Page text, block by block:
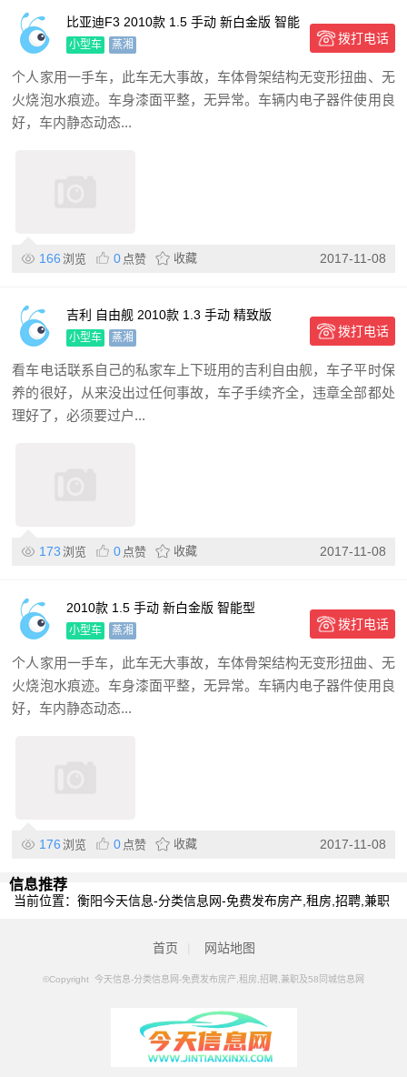
比亚迪F3 2010款 1.5 手动 新白金版 智能
型
小型车 蒸湘 拨打电话
个人家用一手车，此车无大事故，车体骨架结构无变形扭曲、无
火烧泡水痕迹。车身漆面平整，无异常。车辆内电子器件使用良
好，车内静态动态...
166 浏览 0 点赞 收藏 2017-11-08
吉利 自由舰 2010款 1.3 手动 精致版
小型车 蒸湘 拨打电话
看车电话联系自己的私家车上下班用的吉利自由舰，车子平时保
养的很好，从来没出过任何事故，车子手续齐全，违章全部都处
理好了，必须要过户...
173 浏览 0 点赞 收藏 2017-11-08
2010款 1.5 手动 新白金版 智能型
小型车 蒸湘 拨打电话
个人家用一手车，此车无大事故，车体骨架结构无变形扭曲、无
火烧泡水痕迹。车身漆面平整，无异常。车辆内电子器件使用良
好，车内静态动态...
176 浏览 0 点赞 收藏 2017-11-08
信息推荐
当前位置： 衡阳今天信息-分类信息网-免费发布房产,租房,招聘,兼职
首页 网站地图
©Copyright 今天信息-分类信息网-免费发布房产,租房,招聘,兼职及58同城信息网